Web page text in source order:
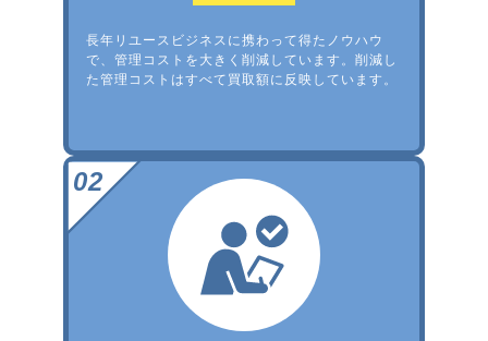
長年リユースビジネスに携わって得たノウハウ
で、管理コストを大きく削減しています。削減し
た管理コストはすべて買取額に反映しています。